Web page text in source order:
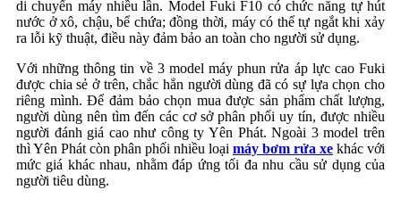
di chuyển máy nhiều lần. Model Fuki F10 có chức năng tự hút
nước ở xô, chậu, bể chứa; đồng thời, máy có thể tự ngắt khi xảy
ra lỗi kỹ thuật, điều này đảm bảo an toàn cho người sử dụng.
Với những thông tin về 3 model máy phun rửa áp lực cao Fuki
được chia sẻ ở trên, chắc hẳn người dùng đã có sự lựa chọn cho
riêng mình. Để đảm bảo chọn mua được sản phẩm chất lượng,
người dùng nên tìm đến các cơ sở phân phối uy tín, được nhiều
người đánh giá cao như công ty Yên Phát. Ngoài 3 model trên
thì Yên Phát còn phân phối nhiều loại máy bơm rửa xe khác với
mức giá khác nhau, nhằm đáp ứng tối đa nhu cầu sử dụng của
người tiêu dùng.